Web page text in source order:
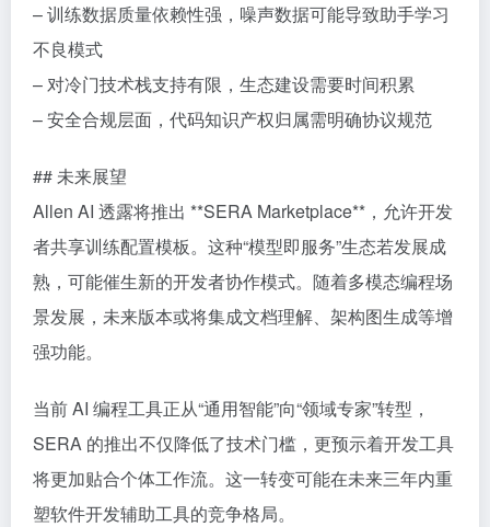
– 训练数据质量依赖性强，噪声数据可能导致助手学习
不良模式
– 对冷门技术栈支持有限，生态建设需要时间积累
– 安全合规层面，代码知识产权归属需明确协议规范
## 未来展望
Allen AI 透露将推出 **SERA Marketplace**，允许开发
者共享训练配置模板。这种“模型即服务”生态若发展成
熟，可能催生新的开发者协作模式。随着多模态编程场
景发展，未来版本或将集成文档理解、架构图生成等增
强功能。
当前 AI 编程工具正从“通用智能”向“领域专家”转型，
SERA 的推出不仅降低了技术门槛，更预示着开发工具
将更加贴合个体工作流。这一转变可能在未来三年内重
塑软件开发辅助工具的竞争格局。